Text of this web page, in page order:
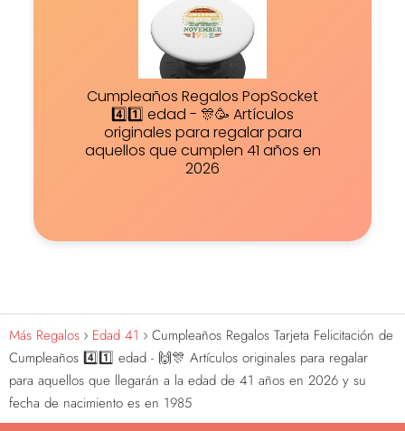
Cumpleaños Regalos PopSocket
4️⃣1️⃣ edad - 🎊🥳 Artículos
originales para regalar para
aquellos que cumplen 41 años en
2026
Más Regalos Edad 41
Cumpleaños Regalos Tarjeta Felicitación de
Cumpleaños 4️⃣1️⃣ edad - 🙌🎊 Artículos originales para regalar
para aquellos que llegarán a la edad de 41 años en 2026 y su
fecha de nacimiento es en 1985